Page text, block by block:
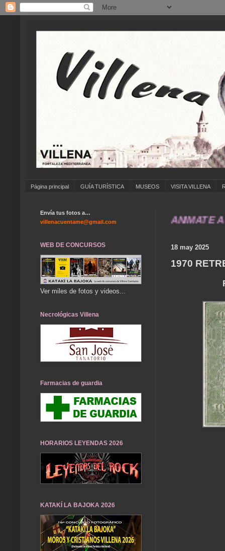
Página principal GUÍA TURÍSTICA MUSEOS VISITA VILLENA
... ANÍMATE A
18 may 2025
1970
Envía tus fotos a…
villenacuentame@gmail.com
WEB DE CONCURSOS
Ver miles de fotos y videos...
Necrológicas Villena
Farmacias de guardia
HORARIOS LEYENDAS 2026
KATAKÍ LA BAJOKA 2026